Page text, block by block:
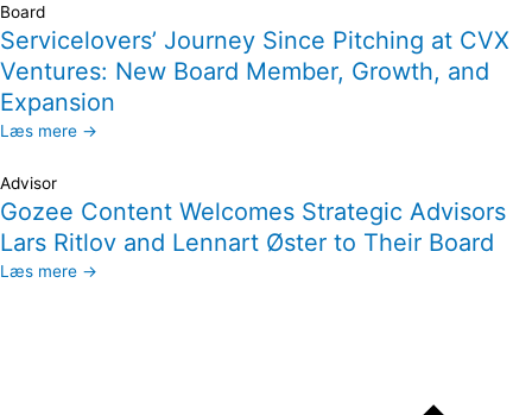
Board
Servicelovers’ Journey Since Pitching at CVX
Ventures: New Board Member, Growth, and
Expansion
Læs mere →
Advisor
Gozee Content Welcomes Strategic Advisors
Lars Ritlov and Lennart Øster to Their Board
Læs mere →